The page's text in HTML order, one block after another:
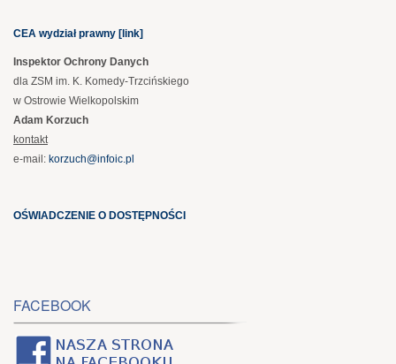
CEA wydział prawny [link]
Inspektor Ochrony Danych
dla ZSM im. K. Komedy-Trzcińskiego
w Ostrowie Wielkopolskim
Adam Korzuch
kontakt
e-mail: korzuch@infoic.pl
OŚWIADCZENIE O DOSTĘPNOŚCI
FACEBOOK